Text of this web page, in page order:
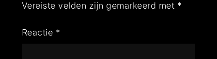
Vereiste velden zijn gemarkeerd met *
Reactie *